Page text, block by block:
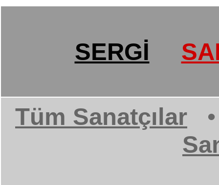
SERGİ
Tüm Sanatçılar